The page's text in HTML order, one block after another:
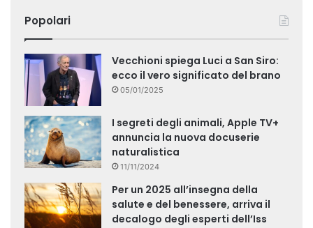
Popolari
Vecchioni spiega Luci a San Siro:
ecco il vero significato del brano
05/01/2025
I segreti degli animali, Apple TV+
annuncia la nuova docuserie
naturalistica
11/11/2024
Per un 2025 all’insegna della
salute e del benessere, arriva il
decalogo degli esperti dell’Iss